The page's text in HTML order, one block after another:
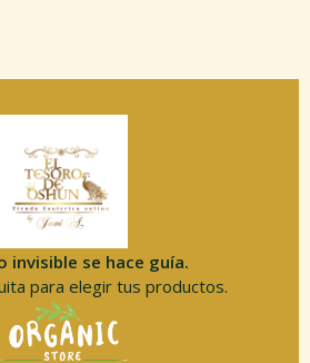
invisible se hace guía.
para elegir tus productos.